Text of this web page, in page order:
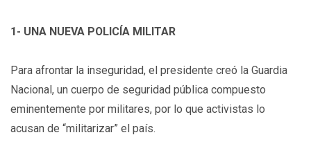
1- UNA NUEVA POLICÍA MILITAR
Para afrontar la inseguridad, el presidente creó la Guardia
Nacional, un cuerpo de seguridad pública compuesto
eminentemente por militares, por lo que activistas lo
acusan de “militarizar” el país.